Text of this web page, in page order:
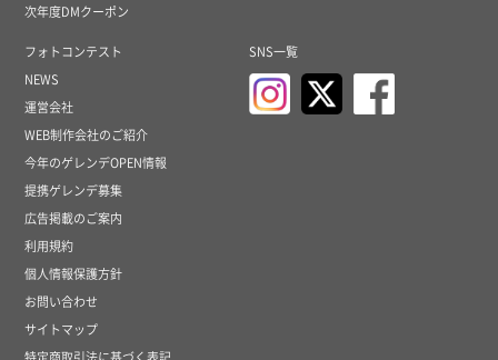
次年度DMクーポン
フォトコンテスト
NEWS
運営会社
WEB制作会社のご紹介
今年のゲレンデOPEN情報
提携ゲレンデ募集
広告掲載のご案内
利用規約
個人情報保護方針
お問い合わせ
サイトマップ
SNS一覧